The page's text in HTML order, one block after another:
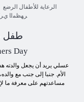
الرعاية للأطفال الرضع
ﺮﻬﻈﻤﻟﺍ
طفل
Day
عسلي يريد أن يجعل والدته
الأم. جنبا إلى جنب مع
مساعدتهم على معرفة ما